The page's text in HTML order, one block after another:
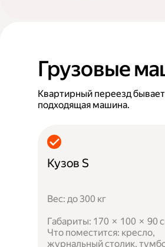
Грузовые
Квартирный переезд
подходящая машина.
Кузов S
Вес: до 300 кг
Габариты: 170 × 100 × 90
Что поместится: кресло,
журнальный столик,